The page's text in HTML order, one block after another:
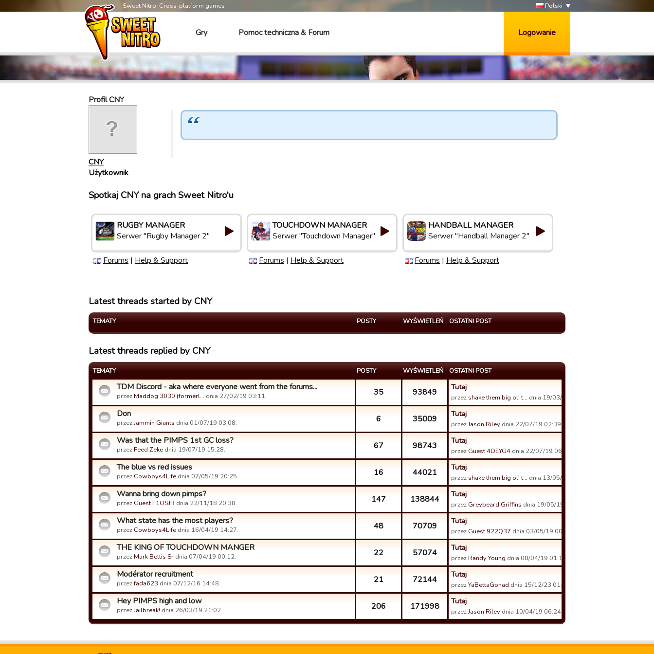
Sweet Nitro: Cross-platform games Polski
Gry Pomoc techniczna & Forum Logowanie
Profil CNY
CNY
Użytkownik
Spotkaj CNY na grach Sweet Nitro'u
RUGBY MANAGER
Serwer "Rugby Manager 2"
Forums | Help & Support
TOUCHDOWN MANAGER
Serwer "Touchdown Manager"
Forums | Help & Support
HANDBALL MANAGER
Serwer "Handball Manager 2"
Forums | Help & Support
Latest threads started by CNY
TEMATY POSTY WYŚWIETLEŃ OSTATNI POST
Latest threads replied by CNY
TEMATY POSTY WYŚWIETLEŃ OSTATNI POST
TDM Discord - aka where everyone went from the forums...
przezMaddog 3030 (formerl… dnia 27/02/19 03:11. 35 93849 Tutaj
przez shake them big ol' t… dnia 19/03/22 20:49.
Don
przezJammin Giants dnia 01/07/19 03:08. 6 35009 Tutaj
przezJason Riley dnia 22/07/19 02:39.
Was that the PIMPS 1st GC loss?
przezFeed Zeke dnia 19/07/19 15:28. 67 98743 Tutaj
przez Guest 4DEYG4 dnia 22/07/19 06:31.
The blue vs red issues
przez Cowboys4Life dnia 07/05/19 20:25. 16 44021 Tutaj
przez shake them big ol' t… dnia 13/05/19 14:16.
Wanna bring down pimps?
przez Guest F1OSJR dnia 22/11/18 20:38. 147 138844 Tutaj
przez Greybeard Griffins dnia 19/05/19 02:03.
What state has the most players?
przez Cowboys4Life dnia 16/04/19 14:27. 48 70709 Tutaj
przez Guest 922Q37 dnia 03/05/19 00:32.
THE KING OF TOUCHDOWN MANGER
przezMark Bettis Sr dnia 07/04/19 00:12. 22 57074 Tutaj
przezRandy Young dnia 08/04/19 01:11.
Modérator recruitment
przezfada623 dnia 07/12/16 14:48. 21 72144 Tutaj
przezYaBettaGonad dnia 15/12/23 01:24.
Hey PIMPS high and low
przezJailbreak! dnia 26/03/19 21:02. 206 171998 Tutaj
przezJason Riley dnia 10/04/19 06:24.